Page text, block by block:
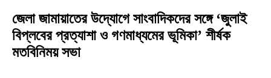
জেলা জামায়াতের উদ্যোগে সাংবাদিকদের সঙ্গে ‘জুলাই
বিপ্লবের প্রত্যাশা ও গণমাধ্যমের ভূমিকা’ শীর্ষক
মতবিনিময় সভা